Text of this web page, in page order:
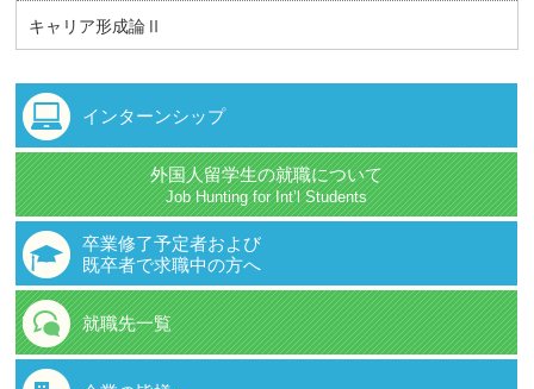
キャリア形成論Ⅱ
インターンシップ
外国人留学生の就職について
Job Hunting for Int’l Students
卒業修了予定者および
既卒者で求職中の方へ
就職先一覧